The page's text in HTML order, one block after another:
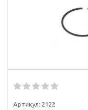
Артикул: 2122